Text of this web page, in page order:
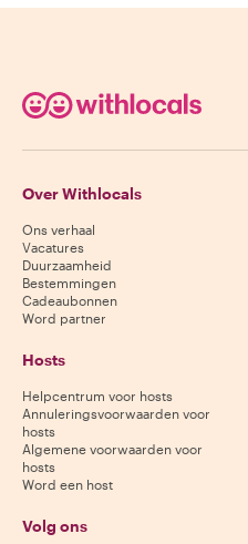
Over Withlocals
Ons verhaal
Vacatures
Duurzaamheid
Bestemmingen
Cadeaubonnen
Word partner
Hosts
Helpcentrum voor hosts
Annuleringsvoorwaarden voor
hosts
Algemene voorwaarden voor
hosts
Word een host
Volg ons